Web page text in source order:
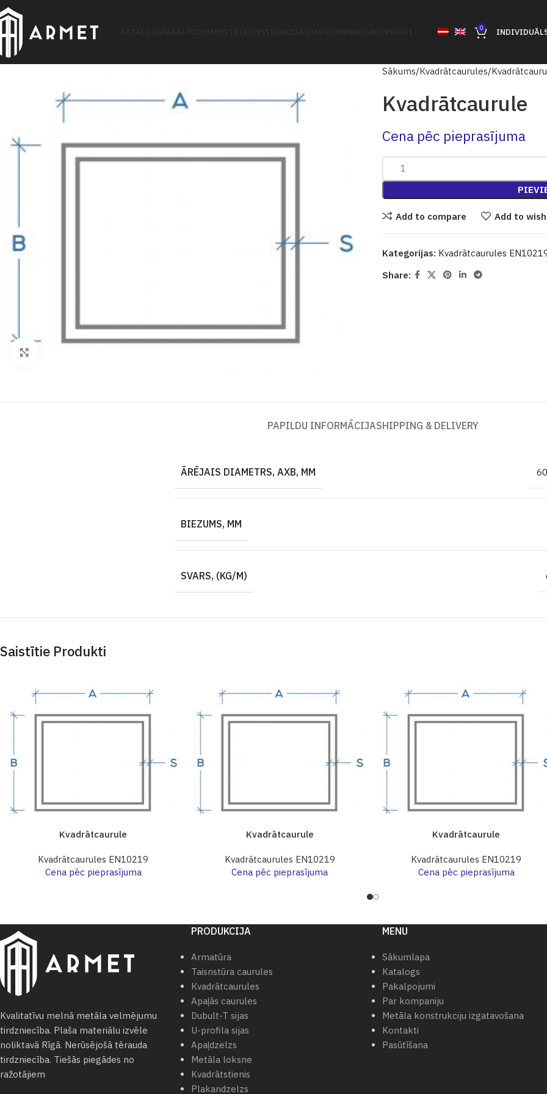
0
Sākums Кvadrātcaurules
Kvadrātcaurule
Cena pēc pieprasījuma
Add to compare Add to
Kategorijas: Kvadrātcaurules
Share:
PAPILDU INFORMĀCIJASHIPPING & DELIVERY
ĀRĒJAIS DIAMETRS, AXB, MM
BIEZUMS, MM
SVARS, (KG/M)
Saistītie Produkti
Kvadrātcaurule
Kvadrātcaurules EN10219
Cena pēc pieprasījuma
Kvadrātcaurule
Kvadrātcaurules EN10219
Cena pēc pieprasījuma
Kvadrātcaurule
Kvadrātcaurules EN10219
Cena pēc pieprasījuma
Kvalitatīvu melnā metāla velmējumu
tirdzniecība. Plaša materiālu izvēle
noliktavā Rīgā. Nerūsējošā tērauda
tirdzniecība. Tiešās piegādes no
ražotājiem
PRODUKCIJA
Armatūra
Taisnstūra caurules
Кvadrātcaurules
Apaļās caurules
Dubult-T sijas
U-profila sijas
Apaļdzelzs
Metāla loksne
Kvadrātstienis
Plakandzelzs
MENU
Sākumlapa
Katalogs
Pakalpojumi
Par kompaniju
Metāla konstrukciju izgatavošana
Kontakti
Pasūtīšana